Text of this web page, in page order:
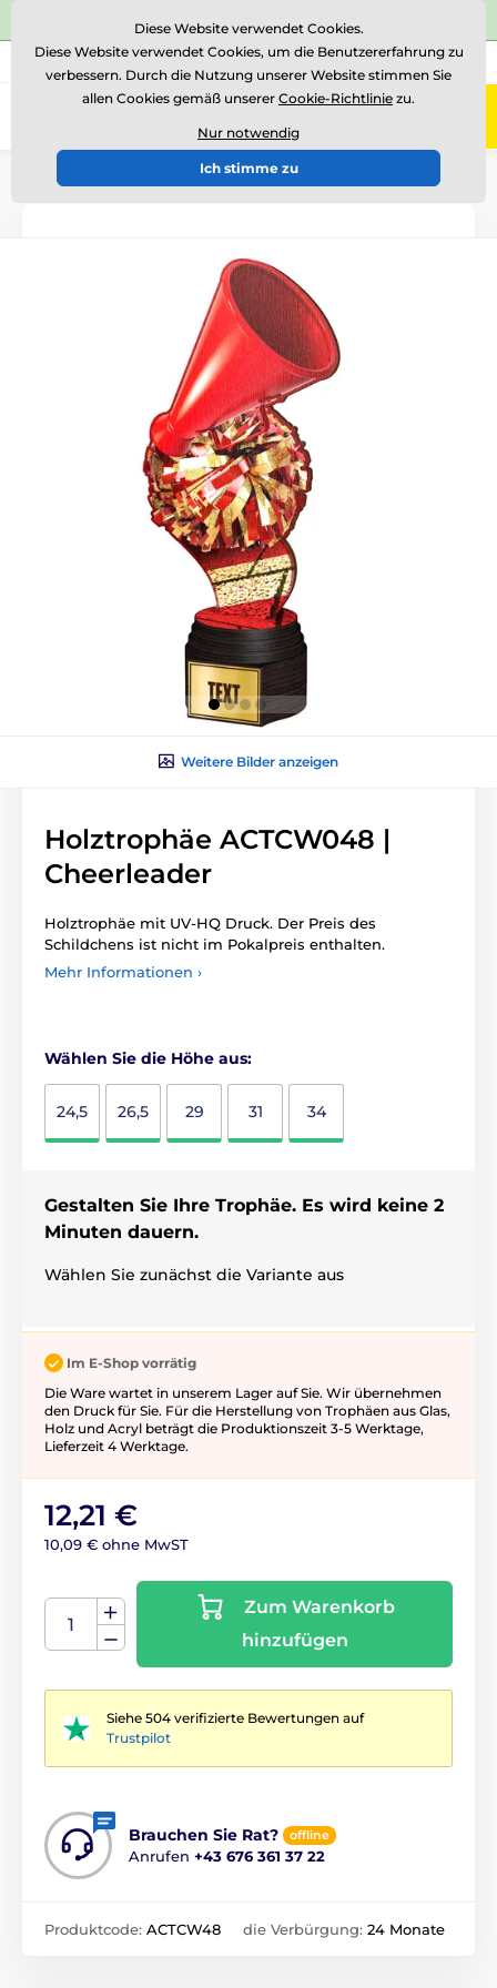
⭐Siehe 504 verifizierte Bewertungen auf
Rufen Sie uns an (Mo-Fr 15-18) +43 676 361 37 22
0
Einführung Holztrophäen ACTCW
Weitere Bilder anzeigen
Holztrophäe ACTCW048 |
Cheerleader
Holztrophäe mit UV-HQ Druck. Der Preis des
Schildchens ist nicht im Pokalpreis enthalten.
Mehr Informationen ›
Wählen Sie die Höhe aus:
24,5 26,5 29 31 34
Gestalten Sie Ihre Trophäe. Es wird keine 2
Minuten dauern.
Wählen Sie zunächst die Variante aus
Im E-Shop vorrätig
Die Ware wartet in unserem Lager auf Sie. Wir übernehmen
den Druck für Sie. Für die Herstellung von Trophäen aus Glas,
Holz und Acryl beträgt die Produktionszeit 3-5 ​​Werktage,
Lieferzeit 4 Werktage.
12,21 €
10,09 € ohne MwST
Zum Warenkorb
hinzufügen
Siehe 504 verifizierte Bewertungen auf
Trustpilot
Brauchen Sie Rat? offline
Anrufen +43 676 361 37 22
Produktcode: ACTCW48 die Verbürgung: 24 Monate
Diese Website verwendet Cookies.
Diese Website verwendet Cookies, um die Benutzererfahrung zu
verbessern. Durch die Nutzung unserer Website stimmen Sie
allen Cookies gemäß unserer Cookie-Richtlinie zu.
Nur notwendig
Ich stimme zu